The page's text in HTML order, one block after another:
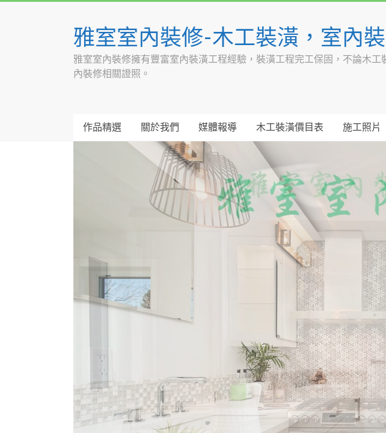
雅室室內裝修-木工裝潢，室內
雅室室內裝修擁有豐富室內裝潢工程經驗，裝潢工程完工保固，不論木
內裝修相關證照。
作品精選 關於我們 媒體報導 木工裝潢價目表 施工照片